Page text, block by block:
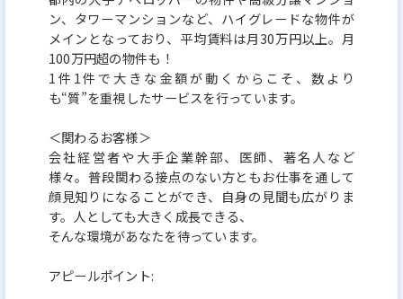
反響数の多さと、高単価の高級物件が組み合わさる
ことで、
1件成約あたりのインセンティブも圧倒的。
その結果、社員の平均年収は業界トップクラス。
「努力が給与に直結する環境に行きたい」
「成長しながらキャリアも築きたい」
そう考えている方には、まさに最適な環境です。
ン、タワーマンションなど、ハイグレードな物件が
メインとなっており、平均賃料は月30万円以上。月
100万円超の物件も！
1件1件で大きな金額が動くからこそ、数より
も“質”を重視したサービスを行っています。
＜関わるお客様＞
会社経営者や大手企業幹部、医師、著名人など
様々。普段関わる接点のない方ともお仕事を通して
顔見知りになることができ、自身の見聞も広がりま
す。人としても大きく成長できる、
そんな環境があなたを待っています。
アピールポイント: